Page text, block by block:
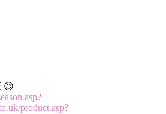
😉
product.asp?